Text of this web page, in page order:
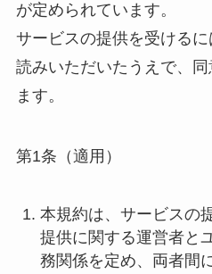
が定められています。
サービスの提供を受ける
読みいただいたうえで、
ます。
第1条（適用）
本規約は、サービスの
提供に関する運営者と
務関係を定め、両者間